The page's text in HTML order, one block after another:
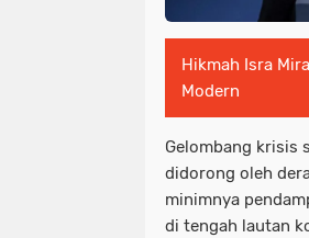
Hikmah Isra
Modern
Gelombang krisis
didorong oleh
minimnya
di tengah lautan